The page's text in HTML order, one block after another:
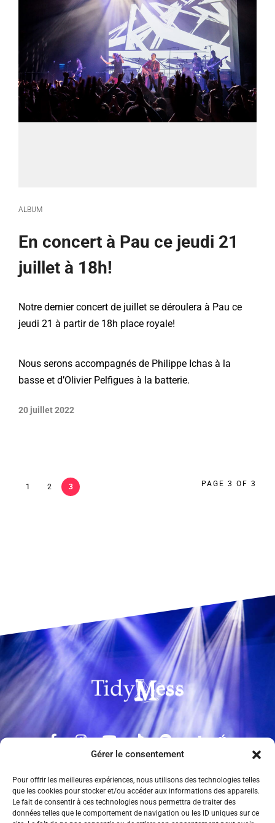
Gérer le consentement
Pour offrir les meilleures expériences, nous utilisons des technologies telles
que les cookies pour stocker et/ou accéder aux informations des appareils.
Le fait de consentir à ces technologies nous permettra de traiter des
données telles que le comportement de navigation ou les ID uniques sur ce
ALBUM
En concert à Pau ce jeudi 21
juillet à 18h!
Notre dernier concert de juillet se déroulera à Pau ce
jeudi 21 à partir de 18h place royale!
Nous serons accompagnés de Philippe Ichas à la
basse et d’Olivier Pelfigues à la batterie.
20 juillet 2022
1 2 3 PAGE 3 OF 3
Crédit photo : Au cœur d’un regard photographie / Alain Forgeront
/ Laurent Sabathé
Contact :contact@tidymess.fr